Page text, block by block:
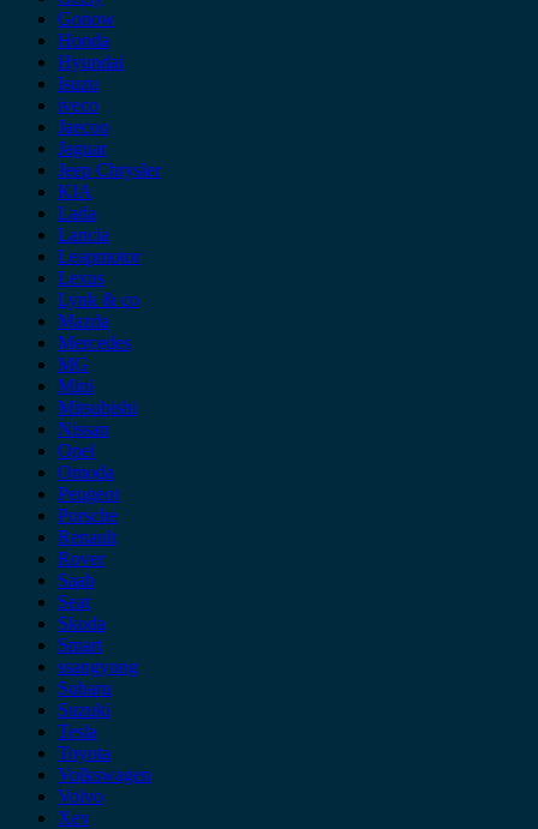
Gonow
Honda
Hyundai
Isuzu
iveco
Jaecoo
Jaguar
Jeep Chrysler
KIA
Lada
Lancia
Leapmotor
Lexus
Lynk & co
Mazda
Mercedes
MG
Mini
Mitsubishi
Nissan
Opel
Omoda
Peugeot
Porsche
Renault
Rover
Saab
Seat
Skoda
Smart
ssangyong
Subaru
Suzuki
Tesla
Toyota
Volkswagen
Volvo
Xev